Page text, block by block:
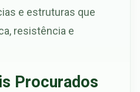
e estruturas que
resistência e
Procurados